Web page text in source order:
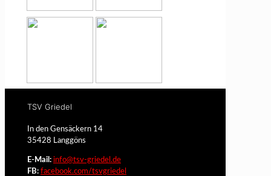
TSV Griedel
In den Gensäckern 14
35428 Langgöns
E-Mail: info@tsv-griedel.de
FB: facebook.com/tsvgriedel